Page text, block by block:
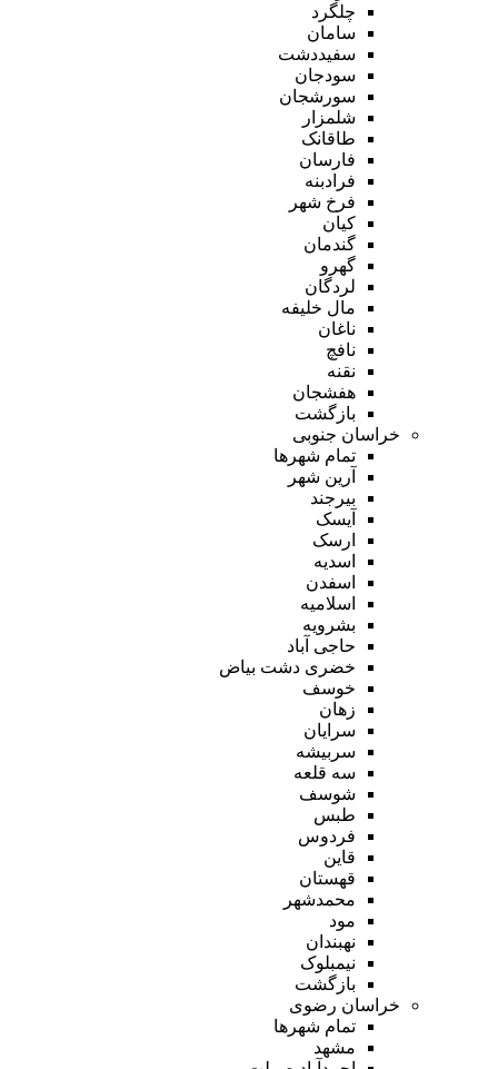
چلگرد
سامان
سفیددشت
سودجان
سورشجان
شلمزار
طاقانک
فارسان
فرادبنه
فرخ شهر
کیان
گندمان
گهرو
لردگان
مال خلیفه
ناغان
نافچ
نقنه
هفشجان
بازگشت
خراسان جنوبی
تمام شهر‌ها
آرین شهر
بیرجند
آیسک
ارسک
اسدیه
اسفدن
اسلامیه
بشرویه
حاجی آباد
خضری دشت بیاض
خوسف
زهان
سرایان
سربیشه
سه قلعه
شوسف
طبس
فردوس
قاین
قهستان
محمدشهر
مود
نهبندان
نیمبلوک
بازگشت
خراسان رضوی
تمام شهر‌ها
مشهد